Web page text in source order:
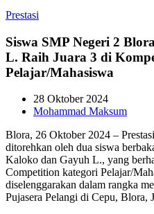
Prestasi
Siswa SMP Negeri 2
L. Raih Juara 3 di
Pelajar/Mahasiswa
28 Oktober 2024
Mohammad Maksum
Blora, 26 Oktober 2024 –
ditorehkan oleh dua siswa
Kaloko dan Gayuh L., yang
Competition kategori Pelajar/
diselenggarakan dalam rangka
Pujasera Pelangi di Cepu, Blora,